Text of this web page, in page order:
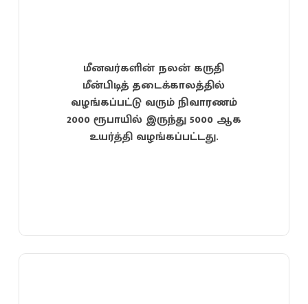
மீனவர்களின் நலன் கருதி
மீன்பிடித் தடைக்காலத்தில்
வழங்கப்பட்டு வரும் நிவாரணம்
2000 ரூபாயில் இருந்து 5000 ஆக
உயர்த்தி வழங்கப்பட்டது.